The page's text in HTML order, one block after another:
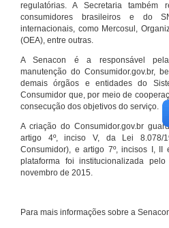
regulatórias. A Secretaria também
consumidores brasileiros e do
internacionais, como Mercosul,
(OEA), entre outras.
A Senacon é a responsável
manutenção do Consumidor.gov.br,
demais órgãos e entidades do
Consumidor que, por meio de
consecução dos objetivos do serviço.
A criação do Consumidor.gov.br
artigo 4º, inciso V, da Lei 8.078/
Consumidor), e artigo 7º, incisos I, II
plataforma foi institucionalizada
novembro de 2015.
Para mais informações sobre a